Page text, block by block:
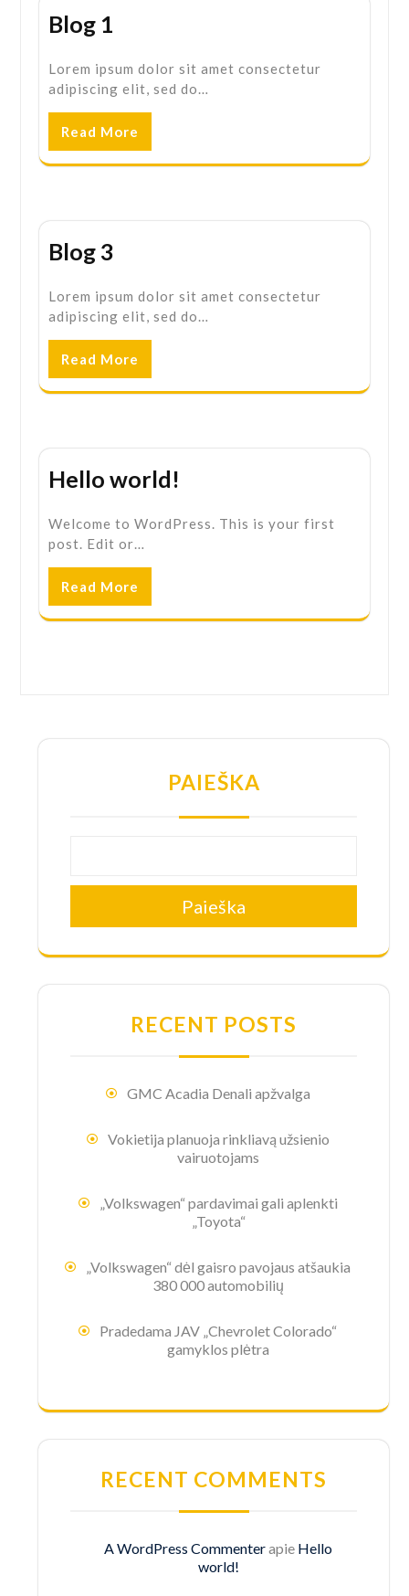
Blog 1
Lorem ipsum dolor sit amet consectetur
adipiscing elit, sed do…
Read More
Blog 3
Lorem ipsum dolor sit amet consectetur
adipiscing elit, sed do…
Read More
Hello world!
Welcome to WordPress. This is your first
post. Edit or…
Read More
PAIEŠKA
Paieška
RECENT POSTS
GMC Acadia Denali apžvalga
Vokietija planuoja rinkliavą užsienio
vairuotojams
„Volkswagen“ pardavimai gali aplenkti
„Toyota“
„Volkswagen“ dėl gaisro pavojaus atšaukia
380 000 automobilių
Pradedama JAV „Chevrolet Colorado“
gamyklos plėtra
RECENT COMMENTS
A WordPress Commenterapie Hello
world!